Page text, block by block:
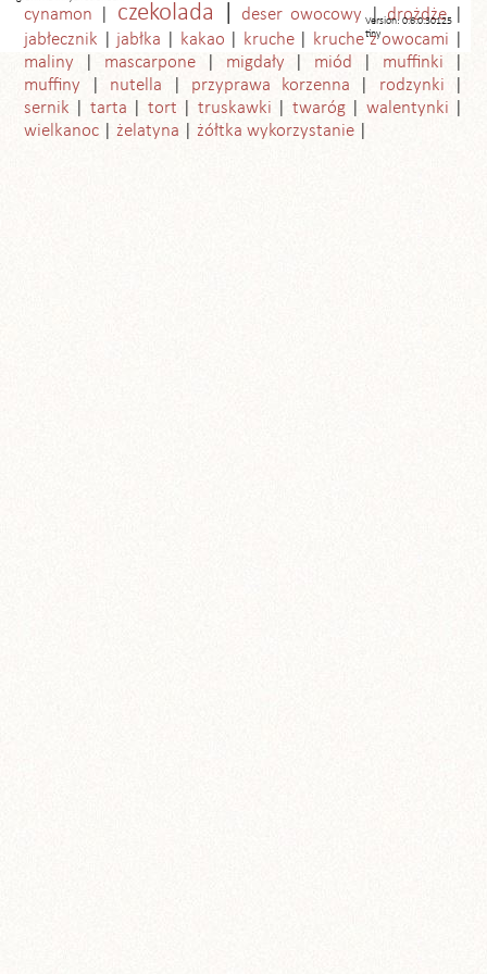
cynamon
czekolada deser owocowy
drożdże
jabłecznik
jabłka kakao kruche
kruche z owocami
maliny
mascarpone migdały miód
muffinki
muffiny
nutella przyprawa korzenna
rodzynki
sernik
tarta tort truskawki twaróg
walentynki
wielkanoc
żelatyna żółtka wykorzystanie
Version: 0.6.0.30125
tiny